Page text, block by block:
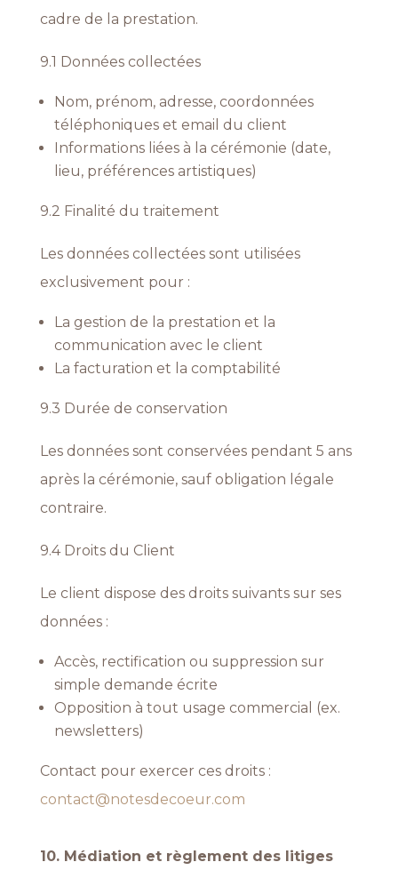
cadre de la prestation.
9.1 Données collectées
Nom, prénom, adresse, coordonnées
téléphoniques et email du client
Informations liées à la cérémonie (date,
lieu, préférences artistiques)
9.2 Finalité du traitement
Les données collectées sont utilisées
exclusivement pour :
La gestion de la prestation et la
communication avec le client
La facturation et la comptabilité
9.3 Durée de conservation
Les données sont conservées pendant 5 ans
après la cérémonie, sauf obligation légale
contraire.
9.4 Droits du Client
Le client dispose des droits suivants sur ses
données :
Accès, rectification ou suppression sur
simple demande écrite
Opposition à tout usage commercial (ex.
newsletters)
Contact pour exercer ces droits :
contact@notesdecoeur.com
10. Médiation et règlement des litiges